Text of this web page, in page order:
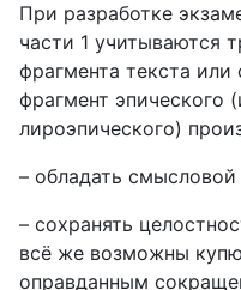
При разработке
части 1 учитываются
фрагмента текста
фрагмент эпического
лироэпического)
– обладать
– сохранять
всё же возможны
оправданным